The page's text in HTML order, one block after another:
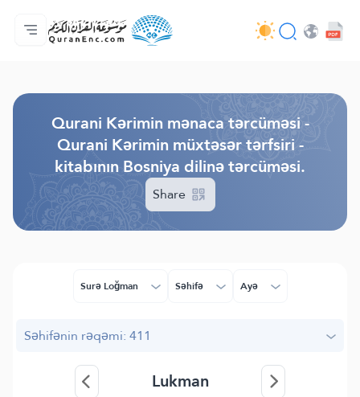
Ana səhifə
Tərcümənin mündəricatı
Audio
Tərtibatçıların xidməti - API
Layihə haqqında
Bizimlə əlaqə saxla
Dil
Qurani Kərimin mənaca tərcüməsi -
Qurani Kərimin müxtəsər tərfsiri -
kitabının Bosniya dilinə tərcüməsi.
Share
Surə Loğman Səhifə Ayə
Səhifənin rəqəmi: 411
Lukman